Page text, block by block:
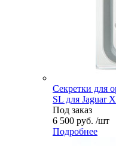
Секретки для
SL для Jaguar
Под заказ
6 500 руб. /шт
Подробнее